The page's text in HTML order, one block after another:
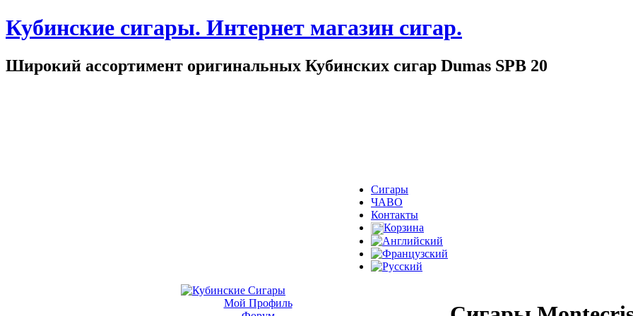
Кубинские сигары. Интернет магазин сигар.
Широкий ассортимент оригинальных Кубинских сигар Dumas SPB 20
Сигары
ЧАВО
Контакты
Корзина
Мой Профиль